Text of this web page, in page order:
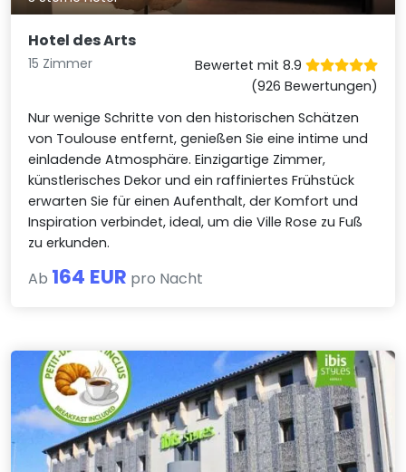
Hotel des Arts
15 Zimmer
Bewertet mit 8.9
(926 Bewertungen)
Nur wenige Schritte von den historischen Schätzen
von Toulouse entfernt, genießen Sie eine intime und
einladende Atmosphäre. Einzigartige Zimmer,
künstlerisches Dekor und ein raffiniertes Frühstück
erwarten Sie für einen Aufenthalt, der Komfort und
Inspiration verbindet, ideal, um die Ville Rose zu Fuß
zu erkunden.
Ab 164 EUR pro Nacht